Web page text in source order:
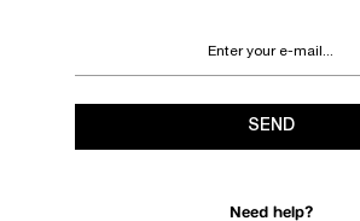
SEND
Need help?